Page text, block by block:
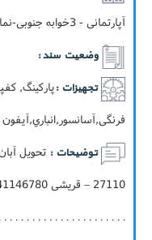
آپارتمانی - 3خوابه جنوبی-نما رومی
وضعیت سند :
تجهیزات :پارکینگ,
توضیحات :
. . . . . . . . . . . . . . . . . . . . .